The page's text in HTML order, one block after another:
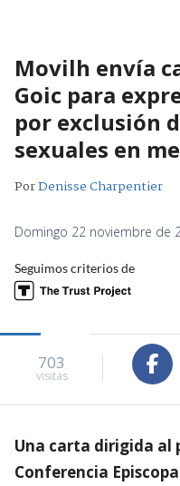
Movilh envía
Goic para
por exclusión
sexuales en
PorDenisse Charpentier
Domingo 22 noviembre de
Seguimos criterios de
703
visitas
Una carta dirigida al
Conferencia